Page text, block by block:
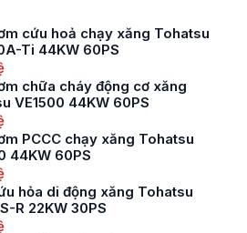
Italy Giá máy bơm
chữa cháy trục liền
trong những hãng
máy bơm nước lâu đời
Nhật Bản vào năm
Ebara được […]
cứu hoả chạy xăng Tohatsu
Ti 44KW 60PS
chữa cháy động cơ xăng
VE1500 44KW 60PS
PCCC chạy xăng Tohatsu
44KW 60PS
hỏa di động xăng Tohatsu
R 22KW 30PS